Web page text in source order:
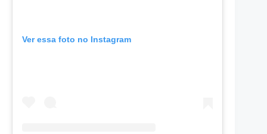
Ver essa foto no Instagram